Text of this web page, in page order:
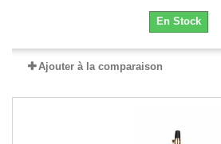
En Stock
Ajouter à la comparaison